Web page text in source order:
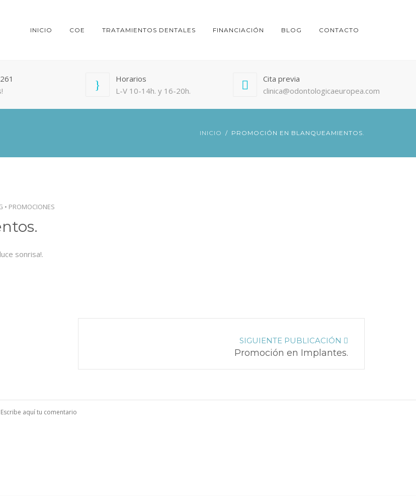
INICIO COE TRATAMIENTOS DENTALES FINANCIACIÓN BLOG CONTACTO
Horarios
L-V 10-14h. y 16-20h.
Cita previa
clinica@odontologicaeuropea.com
INICIO PROMOCIÓN EN BLANQUEAMIENTOS.
• PROMOCIONES
sonrisa!.
SIGUIENTE PUBLICACIÓN
Promoción en Implantes.